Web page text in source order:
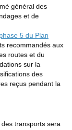
général des
et de
5 du Plan
recommandés aux
routes et du
sur la
des
reçus pendant la
transports sera